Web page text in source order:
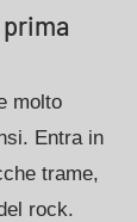
molto
Entra in
trame,
rock.